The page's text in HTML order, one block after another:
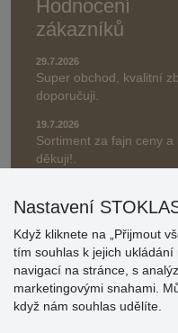
Hodnocení
zákazníků
29.7.2026
Super obchod, kvalitní
doporučuji.
19.7.2026
Sortiment za fajn ceny
děkuji!.
» Aktuálně 19084
* Recenze neověřujeme
Nastavení
Když kliknete na „Přijmout
tím souhlas k jejich
navigací na stránce, s
marketingovými snahami.
když nám souhlas udělíte.